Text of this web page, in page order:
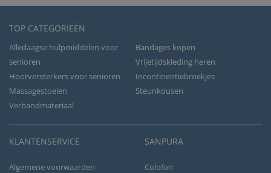
TOP CATEGORIEËN
Alledaagse hulpmiddelen voor
senioren
Bandages kopen
Vrijetijdskleding heren
Hoorversterkers voor senioren
Incontinentiebroekjes
Massagestoelen
Steunkousen
Verbandmateriaal
KLANTENSERVICE
Algemene voorwaarden
SANPURA
Colofon